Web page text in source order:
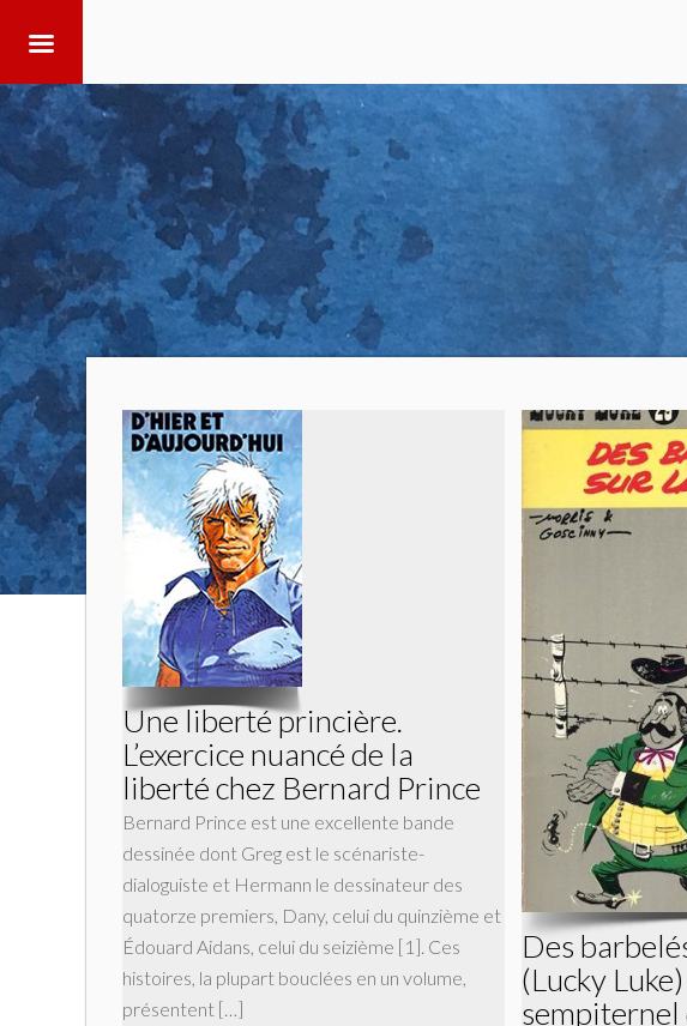
Une liberté princière.
L’exercice nuancé de la
liberté chez Bernard Prince
Bernard Prince est une excellente bande
dessinée dont Greg est le scénariste-
dialoguiste et Hermann le dessinateur des
quatorze premiers, Dany, celui du quinzième et
Édouard Aidans, celui du seizième [1]. Ces
histoires, la plupart bouclées en un volume,
présentent […]
Des
(Lucky
sempiternel